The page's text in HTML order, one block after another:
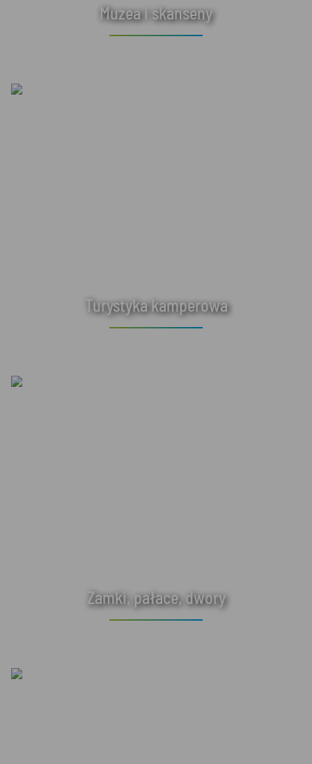
Muzea i skanseny
Turystyka kamperowa
Zamki, pałace, dwory